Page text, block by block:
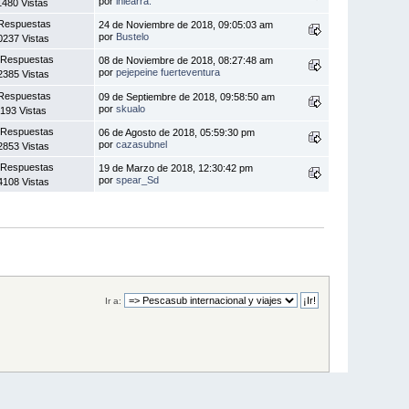
Vistas
Vistas
24 de Noviembre de 2018, 09:05:03 am
por Bustelo
Vistas
08 de Noviembre de 2018, 08:27:48 am
porpejepeine fuerteventura
Vistas
09 de Septiembre de 2018, 09:58:50 am
porskualo
Vistas
06 de Agosto de 2018, 05:59:30 pm
porcazasubnel
Vistas
19 de Marzo de 2018, 12:30:42 pm
porspear_Sd
Ir a: